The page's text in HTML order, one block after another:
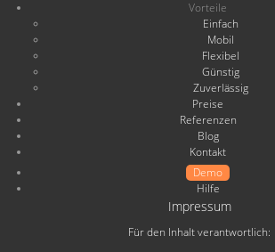
Vorteile
Einfach
Mobil
Flexibel
Günstig
Zuverlässig
Preise
Referenzen
Blog
Kontakt
Demo
Hilfe
Impressum
Für den Inhalt verantwortlich: